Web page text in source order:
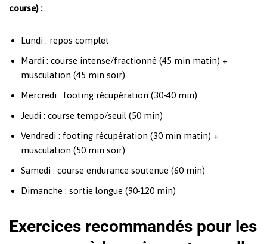
course) :
Lundi : repos complet
Mardi : course intense/fractionné (45 min matin) +
musculation (45 min soir)
Mercredi : footing récupération (30-40 min)
Jeudi : course tempo/seuil (50 min)
Vendredi : footing récupération (30 min matin) +
musculation (50 min soir)
Samedi : course endurance soutenue (60 min)
Dimanche : sortie longue (90-120 min)
Exercices recommandés pour les